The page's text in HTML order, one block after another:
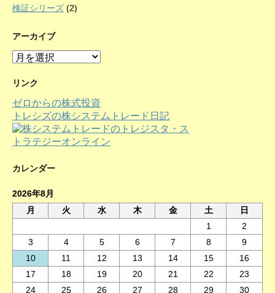
検証シリーズ (2)
アーカイブ
ア
カ
ブ
リンク
ゼロからの株式投資
トレシズの株システムトレード日記
カレンダー
2026年8月
月
火 水 木 金 土
日
1
2
3
4 5 6 7 8
9
10
11 12 13 14 15
16
17
18 19 20 21 22
23
24
25 26 27 28 29 30